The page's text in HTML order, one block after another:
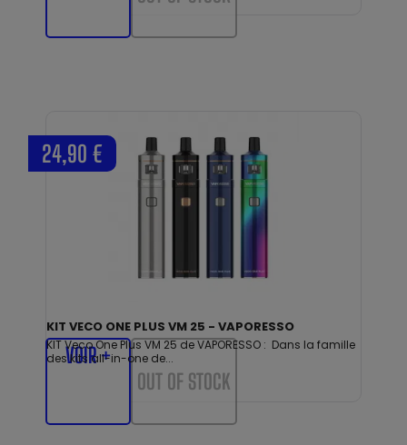
KIT VECO ONE PLUS VM 25 - VAPORESSO
KIT Veco One Plus VM 25 de VAPORESSO : Dans la famille
des kits all-in-one de...
24,90 €
VOIR +
OUT OF STOCK